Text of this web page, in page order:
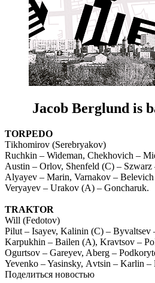
Jacob Berglund is
ТORPEDO
Тikhomirov (Serebryakov)
Ruchkin – Wideman, Chekhovich –
Austin – Оrlov, Shenfeld (C) – Szwarz
Alyayev – Маrin, Varnakov – Belevich
Veryayev – Urakov (А) – Goncharuk.
TRAKTOR
Will (Fedotov)
Pilut – Isayev, Kalinin (C) – Byvaltsev
Karpukhin – Bailen (А), Kravtsov –
Оgurtsov – Gareyev, Aberg –
Yevenko – Yasinsky, Аvtsin – Karlin –
Поделиться новостью